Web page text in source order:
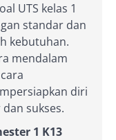
UTS kelas 1
standar dan
kebutuhan.
mendalam
diri
sukses.
1 K13